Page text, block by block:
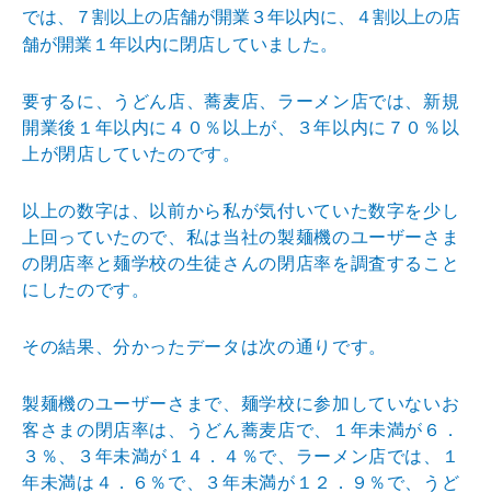
では、
７割以上の店舗が開業３年以内に、４割以上の店
舗が開業 １年以内に閉店していました。
要するに、うどん店、蕎麦店、ラーメン店では、新規
開業後１年以内に４０％以上が、３年以内に７０％以
上が閉店 していたのです。
以上の数字は、以前から私が気付いていた数字を少し
上回 っていたので、私は当社の製麺機のユーザーさま
の閉店率と麺学校の生徒さんの閉店率を調査すること
にしたのです 。
その結果、分かったデータは次の通りです。
製麺機のユーザーさまで、麺学校に参加していないお
客さ まの閉店率は、うどん蕎麦店で、１年未満が６．
３％、３ 年未満が１４．４％で、ラーメン店では、１
年未満は４．
６％で、３年未満が１２．９％で、うど